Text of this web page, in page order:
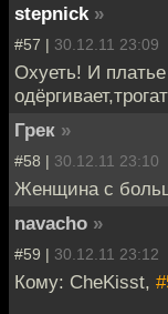
stepnick »
#57 | 30.12.11 23:09
Охуеть! И
Грек »
#58 | 30.12.11 23:10
Женщина с
navacho »
#59 | 30.12.11 23:12
Кому: CheKisst,